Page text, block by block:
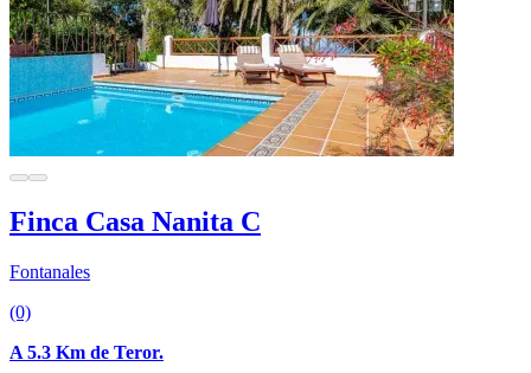
Finca Casa Nanita C
Fontanales
(0)
A 5.3 Km de Teror.